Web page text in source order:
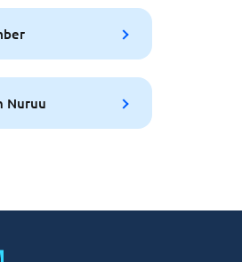
Nuruu